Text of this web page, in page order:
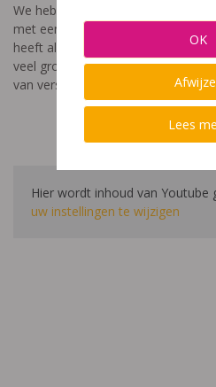
We hebben een video gemaakt
met een leerstoornis. De film met
heeft als doel aan te tonen dat de
veel groter is dan enkel wat je ziet
van verschillende leerlingen en
Hier wordt inhoud van Youtube
uw instellingen te wijzigen
OK
Lees